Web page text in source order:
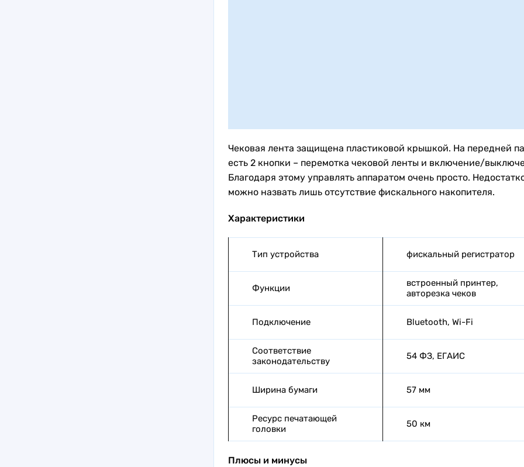
Чековая лента защищена пластиковой крышкой. На передней
есть 2 кнопки – перемотка чековой ленты и включение/
Благодаря этому управлять аппаратом очень просто.
можно назвать лишь отсутствие фискального накопителя.
Характеристики
Тип устройства фискальный регистратор
Функции
встроенный принтер,
авторезка чеков
Подключение Bluetooth, Wi-Fi
Соответствие
законодательству
54 ФЗ, ЕГАИС
Ширина бумаги 57 мм
Ресурс печатающей
головки
50 км
Плюсы и минусы